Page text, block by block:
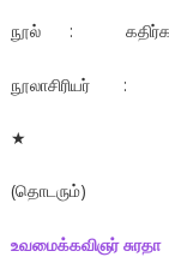
நூல் : கதிர்காமப்
நூலாசிரியர் :
★
(தொடரும்)
உவமைக்கவிஞர் சுரதா